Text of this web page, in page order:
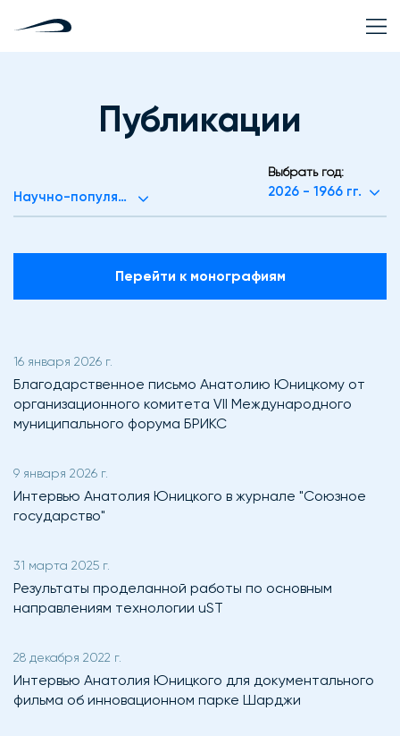
Публикации
Выбрать год:
2026 - 1966 гг.
Перейти к монографиям
16 января 2026 г.
Благодарственное письмо Анатолию Юницкому от
организационного комитета VII Международного
муниципального форума БРИКС
9 января 2026 г.
Интервью Анатолия Юницкого в журнале "Союзное
государство"
31 марта 2025 г.
Результаты проделанной работы по основным
направлениям технологии uST
28 декабря 2022 г.
Интервью Анатолия Юницкого для документального
фильма об инновационном парке Шарджи